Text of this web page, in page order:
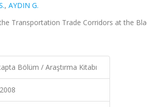
, AYDIN G.
Transportation Trade Corridors at the
Bölüm / Araştırma Kitabı
2008